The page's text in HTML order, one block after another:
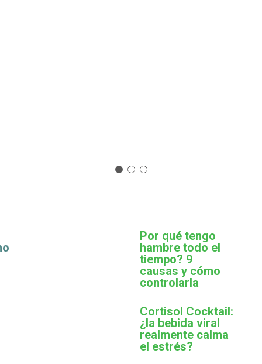
Por qué tengo
hambre todo el
tiempo? 9
causas y cómo
controlarla
Cortisol Cocktail:
¿la bebida viral
realmente calma
el estrés?